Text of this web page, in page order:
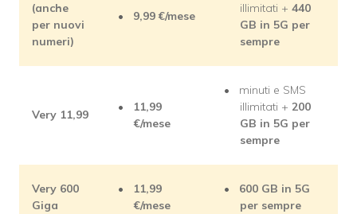
(anche
per nuovi
numeri)
9,99 €/mese
illimitati + 440
GB in 5G per
sempre
Very 11,99
11,99
€/mese
minuti e SMS
illimitati + 200
GB in 5G per
sempre
Very 600
Giga
11,99
€/mese
600 GB in 5G
per sempre